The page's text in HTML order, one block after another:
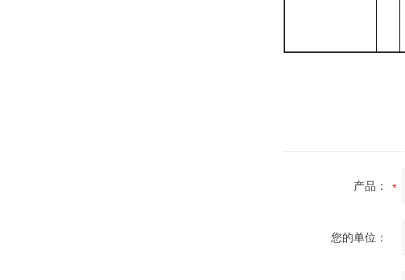
产品：
您的单位：